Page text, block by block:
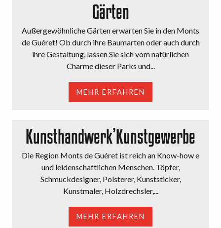
Gärten
Außergewöhnliche Gärten erwarten Sie in den Monts
de Guéret! Ob durch ihre Baumarten oder auch durch
ihre Gestaltung, lassen Sie sich vom natürlichen
Charme dieser Parks und...
MEHR ERFAHREN
Kunsthandwerk’Kunstgewerbe
Die Region Monts de Guéret ist reich an Know-how e
und leidenschaftlichen Menschen. Töpfer,
Schmuckdesigner, Polsterer, Kunststicker,
Kunstmaler, Holzdrechsler,...
MEHR ERFAHREN